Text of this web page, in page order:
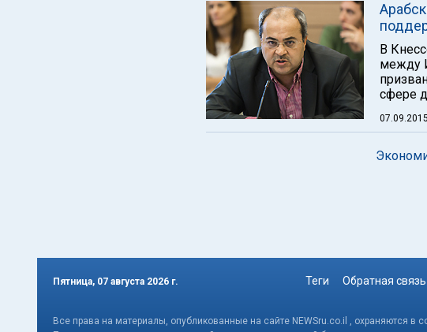
В
между
сфере
Пятница, 07 августа 2026 г. Теги Обратная связь
Все права на материалы, опубликованные на сайте NEWSru.co.il , охраняются в